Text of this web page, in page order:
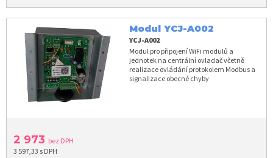
Modul YCJ-A002
YCJ-A002
Modul pro připojení WiFi modulů a
jednotek na centrální ovladač včetně
realizace ovládání protokolem Modbus a
signalizace obecné chyby
2 973 bez DPH
3 597,33 s DPH